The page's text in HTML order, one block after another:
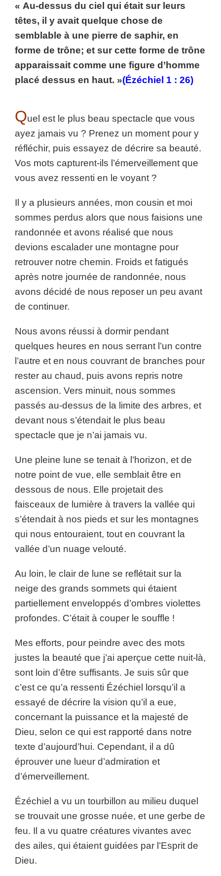
« Au-dessus du ciel qui était sur leurs
têtes, il y avait quelque chose de
semblable à une pierre de saphir, en
forme de trône; et sur cette forme de trône
apparaissait comme une figure d’homme
placé dessus en haut. »(Ézéchiel 1 : 26)
Quel est le plus beau spectacle que vous
ayez jamais vu ? Prenez un moment pour y
réfléchir, puis essayez de décrire sa beauté.
Vos mots capturent-ils l’émerveillement que
vous avez ressenti en le voyant ?
Il y a plusieurs années, mon cousin et moi
sommes perdus alors que nous faisions une
randonnée et avons réalisé que nous
devions escalader une montagne pour
retrouver notre chemin. Froids et fatigués
après notre journée de randonnée, nous
avons décidé de nous reposer un peu avant
de continuer.
Nous avons réussi à dormir pendant
quelques heures en nous serrant l’un contre
l’autre et en nous couvrant de branches pour
rester au chaud, puis avons repris notre
ascension. Vers minuit, nous sommes
passés au-dessus de la limite des arbres, et
devant nous s’étendait le plus beau
spectacle que je n’ai jamais vu.
Une pleine lune se tenait à l’horizon, et de
notre point de vue, elle semblait être en
dessous de nous. Elle projetait des
faisceaux de lumière à travers la vallée qui
s’étendait à nos pieds et sur les montagnes
qui nous entouraient, tout en couvrant la
vallée d’un nuage velouté.
Au loin, le clair de lune se reflétait sur la
neige des grands sommets qui étaient
partiellement enveloppés d’ombres violettes
profondes. C’était à couper le souffle !
Mes efforts, pour peindre avec des mots
justes la beauté que j’ai aperçue cette nuit-là,
sont loin d’être suffisants. Je suis sûr que
c’est ce qu’a ressenti Ézéchiel lorsqu’il a
essayé de décrire la vision qu’il a eue,
concernant la puissance et la majesté de
Dieu, selon ce qui est rapporté dans notre
texte d’aujourd’hui. Cependant, il a dû
éprouver une lueur d’admiration et
d’émerveillement.
Ézéchiel a vu un tourbillon au milieu duquel
se trouvait une grosse nuée, et une gerbe de
feu. Il a vu quatre créatures vivantes avec
des ailes, qui étaient guidées par l’Esprit de
Dieu.